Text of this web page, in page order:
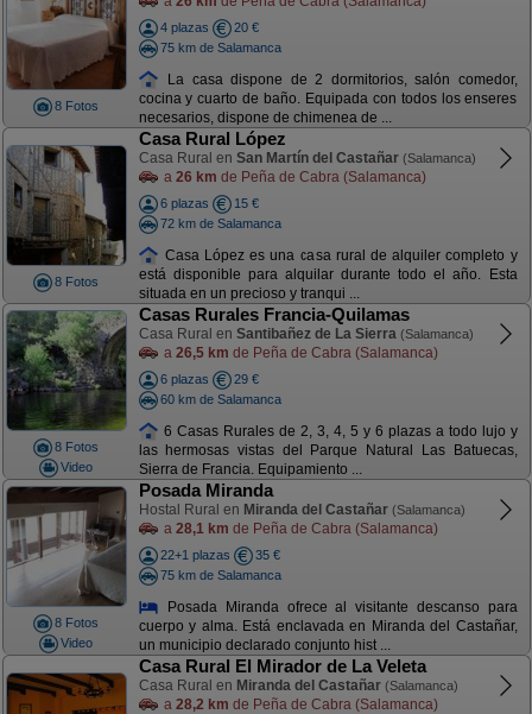
8 Fotos
4 plazas
20 €
75 km de Salamanca
La casa dispone de 2 dormitorios, salón comedor,
cocina y cuarto de baño. Equipada con todos los enseres
necesarios, dispone de chimenea de ...
8 Fotos
Casa Rural López
Casa Rural en San Martín del Castañar (Salamanca)
a 26 km de Peña de Cabra (Salamanca)
6 plazas
15 €
72 km de Salamanca
Casa López es una casa rural de alquiler completo y
está disponible para alquilar durante todo el año. Esta
situada en un precioso y tranqui ...
8 Fotos
Video
Casas Rurales Francia-Quilamas
Casa Rural en Santibañez de La Sierra (Salamanca)
a 26,5 km de Peña de Cabra (Salamanca)
6 plazas
29 €
60 km de Salamanca
6 Casas Rurales de 2, 3, 4, 5 y 6 plazas a todo lujo y
las hermosas vistas del Parque Natural Las Batuecas,
Sierra de Francia. Equipamiento ...
8 Fotos
Video
Posada Miranda
Hostal Rural en Miranda del Castañar (Salamanca)
a 28,1 km de Peña de Cabra (Salamanca)
22+1 plazas
35 €
75 km de Salamanca
Posada Miranda ofrece al visitante descanso para
cuerpo y alma. Está enclavada en Miranda del Castañar,
un municipio declarado conjunto hist ...
Casa Rural El Mirador de La Veleta
Casa Rural en Miranda del Castañar (Salamanca)
a 28,2 km de Peña de Cabra (Salamanca)